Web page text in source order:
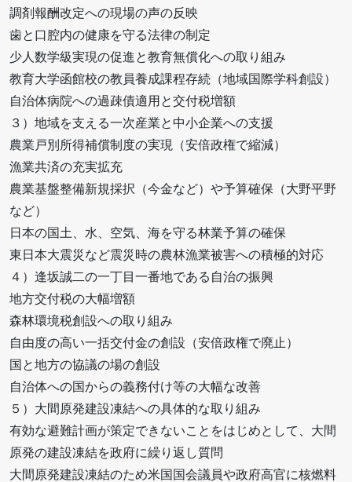
調剤報酬改定への現場の声の反映
歯と口腔内の健康を守る法律の制定
少人数学級実現の促進と教育無償化への取り組み
教育大学函館校の教員養成課程存続（地域国際学科創設）
自治体病院への過疎債適用と交付税増額
３）地域を支える一次産業と中小企業への支援
農業戸別所得補償制度の実現（安倍政権で縮減）
漁業共済の充実拡充
農業基盤整備新規採択（今金など）や予算確保（大野平野
など）
日本の国土、水、空気、海を守る林業予算の確保
東日本大震災など震災時の農林漁業被害への積極的対応
４）逢坂誠二の一丁目一番地である自治の振興
地方交付税の大幅増額
森林環境税創設への取り組み
自由度の高い一括交付金の創設（安倍政権で廃止）
国と地方の協議の場の創設
自治体への国からの義務付け等の大幅な改善
５）大間原発建設凍結への具体的な取り組み
有効な避難計画が策定できないことをはじめとして、大間
原発の建設凍結を政府に繰り返し質問
大間原発建設凍結のため米国国会議員や政府高官に核燃料